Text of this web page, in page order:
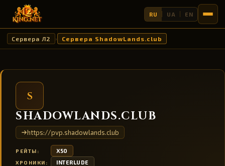
RU UA EN
Сервера Л2 › Сервера ShadowLands.club
S
SHADOWLANDS.CLUB
https://pvp.shadowlands.club
РЕЙТЫ: X50
ХРОНИКИ: INTERLUDE